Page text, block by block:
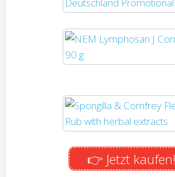
👉 Jetzt kaufen!